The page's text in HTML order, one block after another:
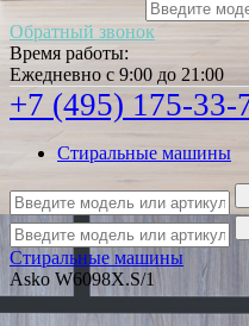
Обратный звонок
Время работы:
Ежедневно с 9:00 до 21:00
+7 (495) 175-33-
Стиральные машины
Стиральные машины
Asko W6098X.S/1